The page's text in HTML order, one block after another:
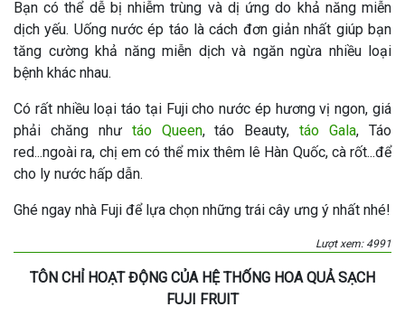
Bạn có thể dễ bị nhiễm trùng và dị ứng do khả năng miễn
dịch yếu. Uống nước ép táo là cách đơn giản nhất giúp bạn
tăng cường khả năng miễn dịch và ngăn ngừa nhiều loại
bệnh khác nhau.
Có rất nhiều loại táo tại Fuji cho nước ép hương vị ngon, giá
phải chăng như táo Queen, táo Beauty,táo Gala, Táo
red...ngoài ra, chị em có thể mix thêm lê Hàn Quốc, cà rốt...để
cho ly nước hấp dẫn.
Ghé ngay nhà Fuji để lựa chọn những trái cây ưng ý nhất nhé!
Lượt xem: 4991
TÔN CHỈ HOẠT ĐỘNG CỦA HỆ THỐNG HOA QUẢ SẠCH
FUJI FRUIT